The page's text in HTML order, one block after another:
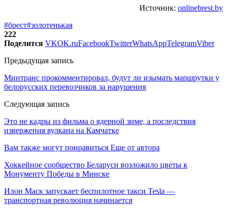
Источник: onlinebrest.by
#брест#золотенькая
222
Поделится VKOK.ruFacebookTwitterWhatsAppTelegramViber
Предыдущая запись
Минтранс прокомментировал, будут ли изымать маршрутки у
белорусских перевозчиков за нарушения
Следующая запись
Это не кадры из фильма о ядерной зиме, а последствия
извержения вулкана на Камчатке
Вам также могут понравиться Еще от автора
Хоккейное сообщество Беларуси возложило цветы к
Монументу Победы в Минске
Илон Маск запускает беспилотное такси Tesla —
транспортная революция начинается